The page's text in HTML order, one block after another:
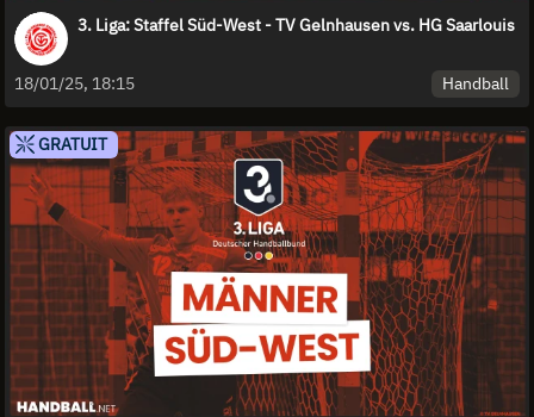
3. Liga: Staffel Süd-West - TV Gelnhausen vs. HG Saarlouis
18/01/25, 18:15 Handball
GRATUIT